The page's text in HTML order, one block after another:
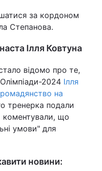
за кордоном
Степанова.
Ілля Ковтуна
відомо про те,
2024 Ілля
на
тренерка подали
коментували, що
умови" для
новини: